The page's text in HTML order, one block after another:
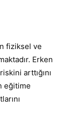
fiziksel ve
Erken
arttığını
eğitime